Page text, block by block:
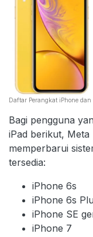
Daftar Perangkat iPhone
Bagi pengguna
iPad berikut,
memperbarui
tersedia:
iPhone 6s
iPhone 6s
iPhone SE
iPhone 7